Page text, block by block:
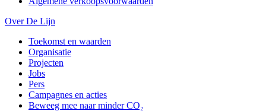
Over De Lijn
Toekomst en waarden
Organisatie
Projecten
Jobs
Pers
Campagnes en acties
Beweeg mee naar minder CO₂